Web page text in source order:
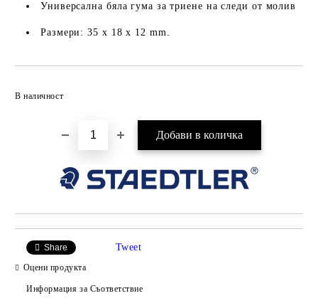
Универсална бяла гума за триене на следи от молив
Размери: 35 x 18 x 12 mm.
В наличност
Share Tweet
Оцени продукта
Информация за Съответствие